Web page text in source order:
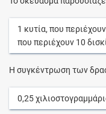
1 κυτία, που περιέχουν
που περιέχουν 10
Η συγκέντρωση των
0,25